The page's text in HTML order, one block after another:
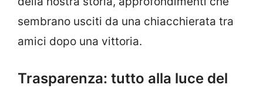
sembrano usciti da una chiacchierata tra
amici dopo una vittoria.
Trasparenza: tutto alla luce del